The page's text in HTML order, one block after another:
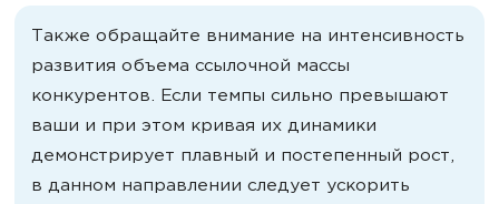
Также обращайте внимание на интенсивность
развития объема ссылочной массы
конкурентов. Если темпы сильно превышают
ваши и при этом кривая их динамики
демонстрирует плавный и постепенный рост,
в данном направлении следует ускорить